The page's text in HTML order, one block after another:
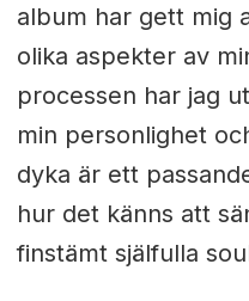
album har gett mig
olika aspekter av
processen har jag
min personlighet
dyka är ett
hur det känns att
finstämt själfulla